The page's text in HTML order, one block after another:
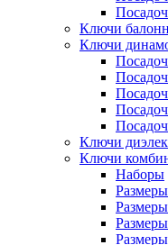
Ключи
Ключи
Ключи
Ключи
Наборы